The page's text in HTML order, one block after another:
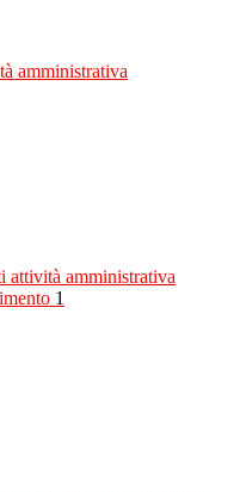
amministrativa
attività amministrativa
1